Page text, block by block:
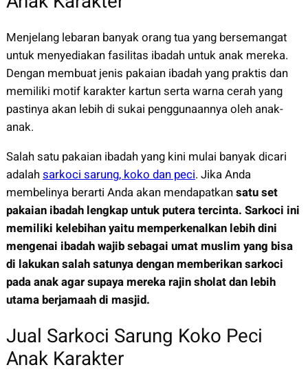
Menjelang lebaran banyak orang tua yang bersemangat
untuk menyediakan fasilitas ibadah untuk anak mereka.
Dengan membuat jenis pakaian ibadah yang praktis dan
memiliki motif karakter kartun serta warna cerah yang
pastinya akan lebih di sukai penggunaannya oleh anak-
anak.
Salah satu pakaian ibadah yang kini mulai banyak dicari
adalahsarkoci sarung, koko dan peci. Jika Anda
membelinya berarti Anda akan mendapatkansatu set
pakaian ibadah lengkap untuk putera tercinta. Sarkoci ini
memiliki kelebihan yaitu memperkenalkan lebih dini
mengenai ibadah wajib sebagai umat muslim yang bisa
di lakukan salah satunya dengan memberikan sarkoci
pada anak agar supaya mereka rajin sholat dan lebih
utama berjamaah di masjid.
Jual Sarkoci Sarung Koko Peci
Anak Karakter